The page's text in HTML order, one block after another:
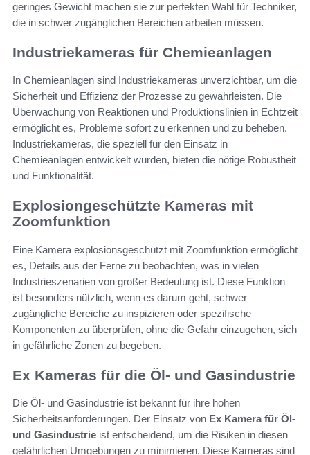
geringes Gewicht machen sie zur perfekten Wahl für Techniker,
die in schwer zugänglichen Bereichen arbeiten müssen.
Industriekameras für Chemieanlagen
In Chemieanlagen sind Industriekameras unverzichtbar, um die
Sicherheit und Effizienz der Prozesse zu gewährleisten. Die
Überwachung von Reaktionen und Produktionslinien in Echtzeit
ermöglicht es, Probleme sofort zu erkennen und zu beheben.
Industriekameras, die speziell für den Einsatz in
Chemieanlagen entwickelt wurden, bieten die nötige Robustheit
und Funktionalität.
Explosiongeschützte Kameras mit
Zoomfunktion
Eine Kamera explosionsgeschützt mit Zoomfunktion ermöglicht
es, Details aus der Ferne zu beobachten, was in vielen
Industrieszenarien von großer Bedeutung ist. Diese Funktion
ist besonders nützlich, wenn es darum geht, schwer
zugängliche Bereiche zu inspizieren oder spezifische
Komponenten zu überprüfen, ohne die Gefahr einzugehen, sich
in gefährliche Zonen zu begeben.
Ex Kameras für die Öl- und Gasindustrie
Die Öl- und Gasindustrie ist bekannt für ihre hohen
Sicherheitsanforderungen. Der Einsatz von Ex Kamera für Öl-
und Gasindustrie ist entscheidend, um die Risiken in diesen
gefährlichen Umgebungen zu minimieren. Diese Kameras sind